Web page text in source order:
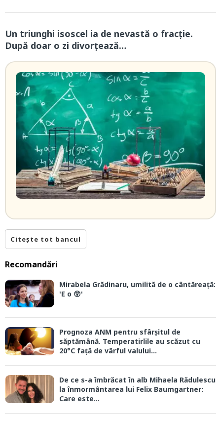
Un triunghi isoscel ia de nevastă o fracție.
După doar o zi divorțează…
Citește tot bancul
Recomandări
Mirabela Grădinaru, umilită de o cântăreață:
'E o 😲'
Prognoza ANM pentru sfârșitul de
săptămână. Temperatirlile au scăzut cu
20°C față de vârful valului...
De ce s-a îmbrăcat în alb Mihaela Rădulescu
la înmormântarea lui Felix Baumgartner:
Care este...